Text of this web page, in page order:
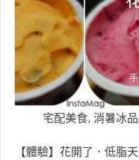
宅配美食, 消暑冰品
【體驗】花開了．低脂